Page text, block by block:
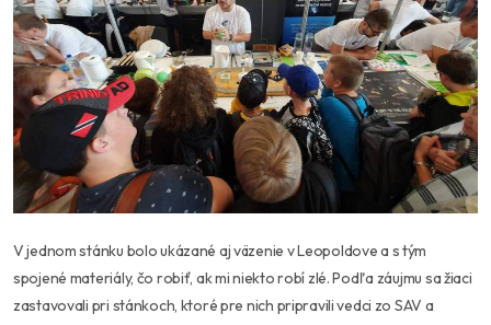
V jednom stánku bolo ukázané aj väzenie v Leopoldove a s tým
spojené materiály, čo robiť, ak mi niekto robí zlé. Podľa záujmu sa žiaci
zastavovali pri stánkoch, ktoré pre nich pripravili vedci zo SAV a